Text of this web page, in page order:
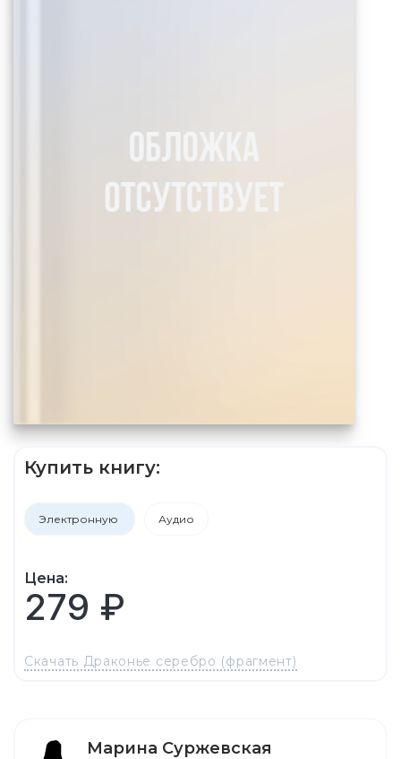
Купить книгу:
Электронную Аудио
Цена:
279 ₽
Скачать Драконье серебро (фрагмент)
Марина Суржевская